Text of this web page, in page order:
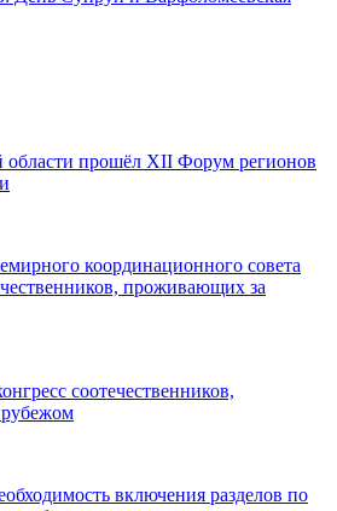
области прошёл XII Форум регионов
координационного совета
проживающих за
соотечественников,
включения разделов по